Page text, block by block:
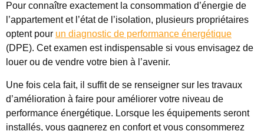
Pour connaître exactement la consommation d’énergie de
l’appartement et l’état de l’isolation, plusieurs propriétaires
optent pour un diagnostic de performance énergétique
(DPE). Cet examen est indispensable si vous envisagez de
louer ou de vendre votre bien à l’avenir.
Une fois cela fait, il suffit de se renseigner sur les travaux
d’amélioration à faire pour améliorer votre niveau de
performance énergétique. Lorsque les équipements seront
installés, vous gagnerez en confort et vous consommerez